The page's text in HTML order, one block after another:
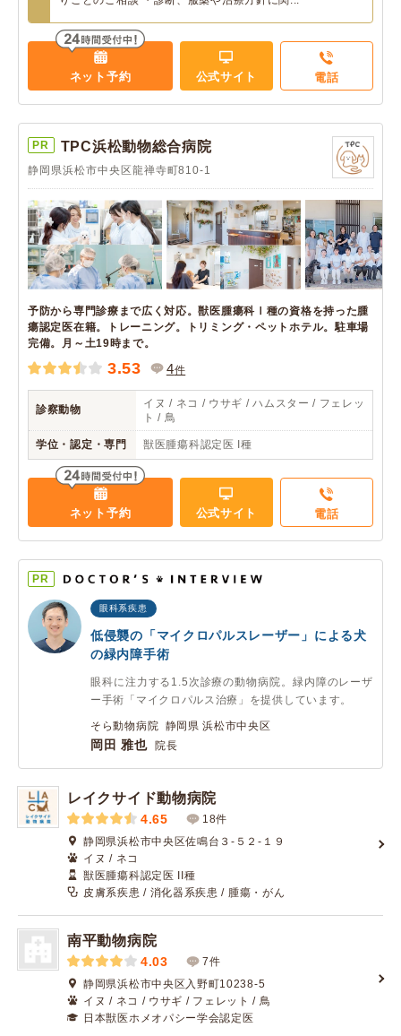
ネット予約 公式サイト 電話
PR TPC浜松動物総合病院
静岡県浜松市中央区龍禅寺町810-1
予防から専門診療まで広く対応。獣医腫瘍科Ⅰ種の資格を持った腫
瘍認定医在籍。トレーニング。トリミング・ペットホテル。駐車場
完備。月～土19時まで。
3.53 4件
診察動物
イヌ / ネコ / ウサギ / ハムスター / フェレッ
ト / 鳥
学位・認定・専門 獣医腫瘍科認定医 I種
ネット予約 公式サイト 電話
PR
眼科系疾患
低侵襲の「マイクロパルスレーザー」による犬
の緑内障手術
眼科に注力する1.5次診療の動物病院。緑内障のレーザ
ー手術「マイクロパルス治療」を提供しています。
そら動物病院 静岡県 浜松市中央区
岡田 雅也 院長
レイクサイド動物病院
4.65
18件
静岡県浜松市中央区佐鳴台３-５２-１９
イヌ / ネコ
獣医腫瘍科認定医 II種
皮膚系疾患 / 消化器系疾患 / 腫瘍・がん
南平動物病院
4.03
7件
静岡県浜松市中央区入野町10238-5
イヌ / ネコ / ウサギ / フェレット / 鳥
日本獣医ホメオパシー学会認定医